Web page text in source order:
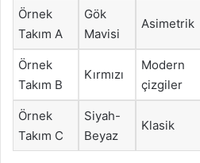
Örnek
Takım A
Gök
Mavisi
Asimetrik
Örnek
Takım B
Kırmızı
Modern
çizgiler
Örnek
Takım C
Siyah-
Beyaz
Klasik